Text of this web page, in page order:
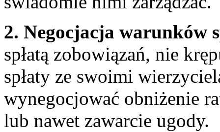
2. Negocjacja warunków
spłatą zobowiązań, nie
⁢spłaty⁤ ze swoimi
‌wynegocjować obniżenie
lub nawet​ zawarcie ugody.